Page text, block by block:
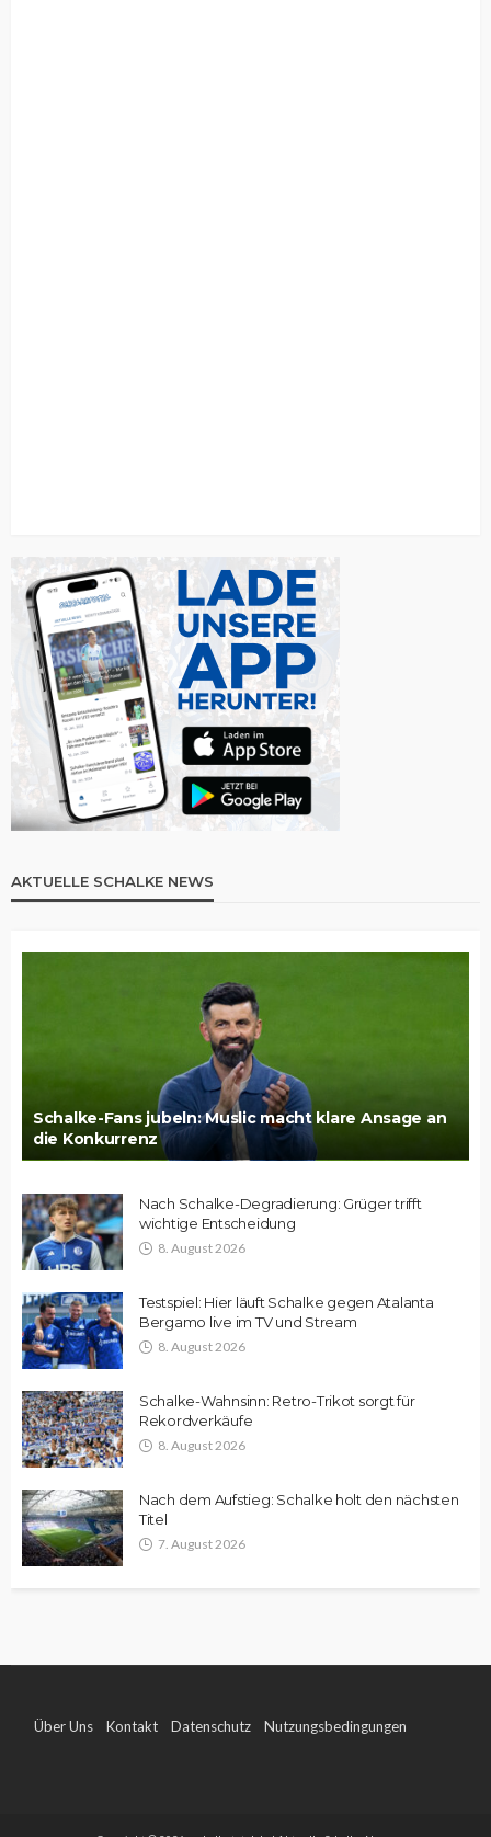
AKTUELLE SCHALKE NEWS
Schalke-Fans jubeln: Muslic macht klare Ansage an
die Konkurrenz
Nach Schalke-Degradierung: Grüger trifft
wichtige Entscheidung
8. August 2026
Testspiel: Hier läuft Schalke gegen Atalanta
Bergamo live im TV und Stream
8. August 2026
Schalke-Wahnsinn: Retro-Trikot sorgt für
Rekordverkäufe
8. August 2026
Nach dem Aufstieg: Schalke holt den nächsten
Titel
7. August 2026
Über Uns Kontakt Datenschutz Nutzungsbedingungen